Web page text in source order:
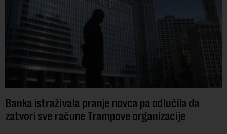
Banka istraživala pranje novca pa odlučila da
zatvori sve račune Trampove organizacije